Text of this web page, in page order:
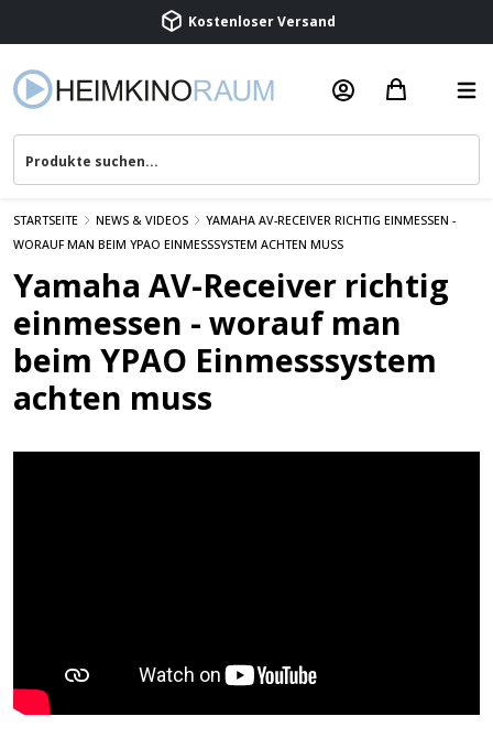
Kostenloser Versand
Beratung & Service
STARTSEITE NEWS & VIDEOS
YAMAHA AV-RECEIVER RICHTIG EINMESSEN -
WORAUF MAN BEIM YPAO EINMESSSYSTEM ACHTEN MUSS
Yamaha AV-Receiver richtig
einmessen - worauf man
beim YPAO Einmesssystem
achten muss